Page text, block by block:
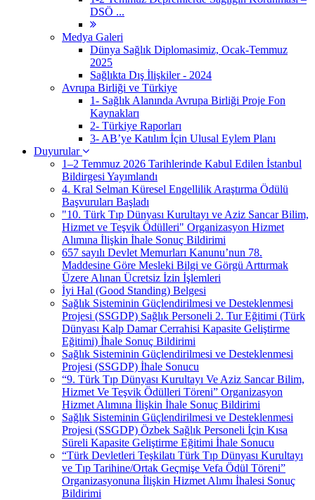
DSÖ ...
Medya Galeri
Dünya Sağlık Diplomasimiz, Ocak-Temmuz
2025
Sağlıkta Dış İlişkiler - 2024
Avrupa Birliği ve Türkiye
1- Sağlık Alanında Avrupa Birliği Proje Fon
Kaynakları
2- Türkiye Raporları
3- AB’ye Katılım İçin Ulusal Eylem Planı
Duyurular
1–2 Temmuz 2026 Tarihlerinde Kabul Edilen İstanbul
Bildirgesi Yayımlandı
4. Kral Selman Küresel Engellilik Araştırma Ödülü
Başvuruları Başladı
"10. Türk Tıp Dünyası Kurultayı ve Aziz Sancar Bilim,
Hizmet ve Teşvik Ödülleri" Organizasyon Hizmet
Alımına İlişkin İhale Sonuç Bildirimi
657 sayılı Devlet Memurları Kanunu’nun 78.
Maddesine Göre Mesleki Bilgi ve Görgü Arttırmak
Üzere Alınan Ücretsiz İzin İşlemleri
İyi Hal (Good Standing) Belgesi
Sağlık Sisteminin Güçlendirilmesi ve Desteklenmesi
Projesi (SSGDP) Sağlık Personeli 2. Tur Eğitimi (Türk
Dünyası Kalp Damar Cerrahisi Kapasite Geliştirme
Eğitimi) İhale Sonuç Bildirimi
Sağlık Sisteminin Güçlendirilmesi ve Desteklenmesi
Projesi (SSGDP) İhale Sonucu
“9. Türk Tıp Dünyası Kurultayı Ve Aziz Sancar Bilim,
Hizmet Ve Teşvik Ödülleri Töreni” Organizasyon
Hizmet Alımına İlişkin İhale Sonuç Bildirimi
Sağlık Sisteminin Güçlendirilmesi ve Desteklenmesi
Projesi (SSGDP) Özbek Sağlık Personeli İçin Kısa
Süreli Kapasite Geliştirme Eğitimi İhale Sonucu
“Türk Devletleri Teşkilatı Türk Tıp Dünyası Kurultayı
ve Tıp Tarihine/Ortak Geçmişe Vefa Ödül Töreni”
Organizasyonuna İlişkin Hizmet Alımı İhalesi Sonuç
Bildirimi